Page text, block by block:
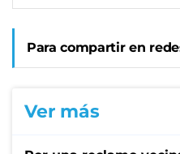
Para compartir en
Ver más